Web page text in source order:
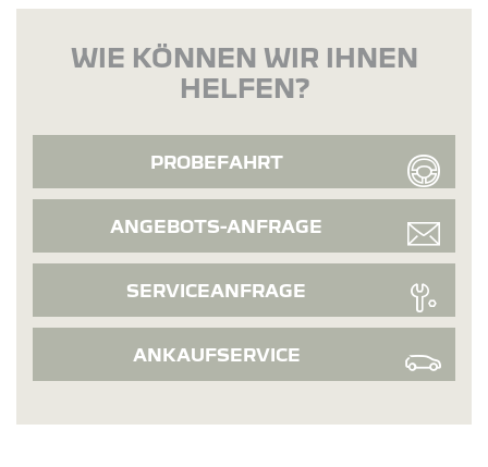
WIE KÖNNEN WIR IHNEN
HELFEN?
PROBEFAHRT
ANGEBOTS-ANFRAGE
SERVICEANFRAGE
ANKAUFSERVICE